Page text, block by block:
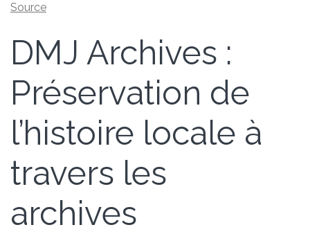
Source
DMJ Archives :
Préservation de
l’histoire locale à
travers les
archives